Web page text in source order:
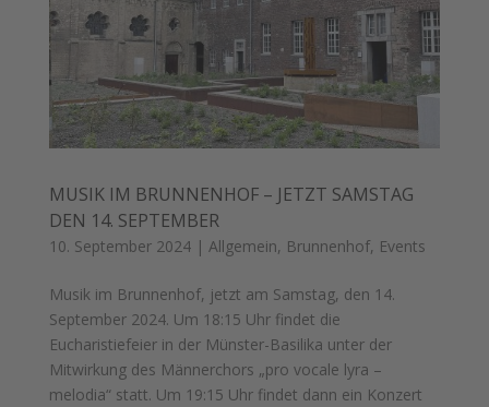
MUSIK IM BRUNNENHOF – JETZT SAMSTAG
DEN 14. SEPTEMBER
10. September 2024| Allgemein, Brunnenhof, Events
Musik im Brunnenhof, jetzt am Samstag, den 14.
September 2024. Um 18:15 Uhr findet die
Eucharistiefeier in der Münster-Basilika unter der
Mitwirkung des Männerchors „pro vocale lyra –
melodia“ statt. Um 19:15 Uhr findet dann ein Konzert